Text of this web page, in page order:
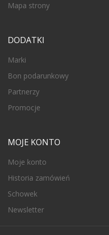
Mapa strony
DODATKI
Marki
Bon podarunkowy
Partnerzy
Promocje
MOJE KONTO
Moje konto
Historia zamówień
Schowek
Newsletter